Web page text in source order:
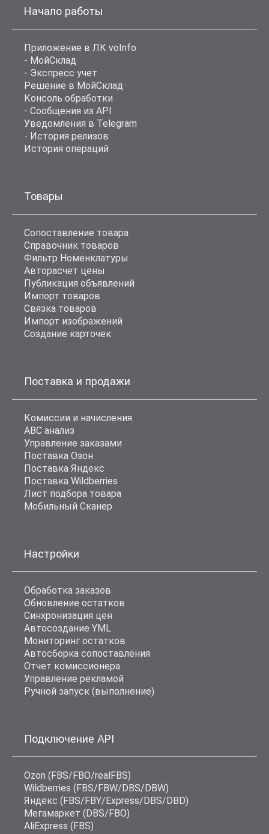
Начало работы
Приложение в ЛК voInfo
- МойСклад
- Экспресс учет
Решение в МойСклад
Консоль обработки
- Сообщения из API
Уведомления в Telegram
- История релизов
История операций
Товары
Сопоставление товара
Справочник товаров
Фильтр Номенклатуры
Авторасчет цены
Публикация объявлений
Импорт товаров
Связка товаров
Импорт изображений
Создание карточек
Поставка и продажи
Комиссии и начисления
ABC анализ
Управление заказами
Поставка Озон
Поставка Яндекс
Поставка Wildberries
Лист подбора товара
Мобильный Сканер
Настройки
Обработка заказов
Обновление остатков
Синхронизация цен
Автосоздание YML
Мониторинг остатков
Автосборка сопоставления
Отчет комиссионера
Управление рекламой
Ручной запуск (выполнение)
Подключение API
Ozon (FBS/FBO/realFBS)
Wildberries (FBS/FBW/DBS/DBW)
Яндекс (FBS/FBY/Express/DBS/DBD)
Мегамаркет (DBS/FBO)
AliExpress (FBS)